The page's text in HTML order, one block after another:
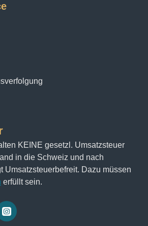
KEINE gesetzl. Umsatzsteuer
in die Schweiz und nach
Umsatzsteuerbefreit. Dazu müssen
erfüllt sein.